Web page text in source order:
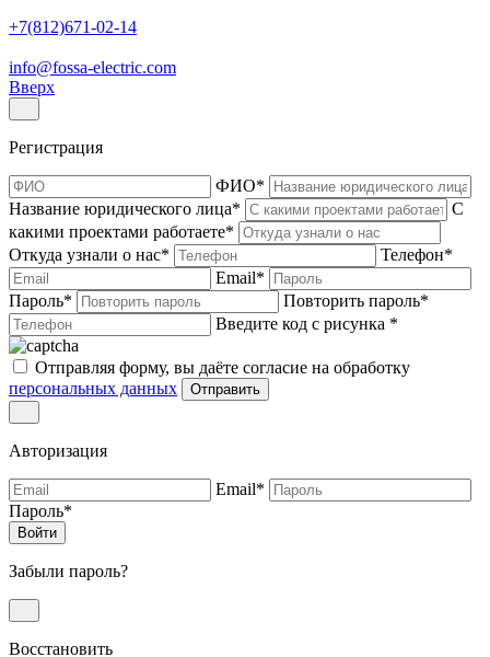
+7(812)671-02-14
info@fossa-electric.com
Вверх
Регистрация
ФИО*
Название юридического лица*
С
какими проектами работаете*
Откуда узнали о нас* Телефон*
Email*
Пароль* Повторить пароль*
Введите код с рисунка *
Отправляя форму, вы даёте согласие на обработку
персональных данных
Отправить
Авторизация
Email*
Пароль*
Войти
Забыли пароль?
Восстановить